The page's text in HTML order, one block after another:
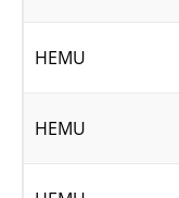
HEMU
HEMU